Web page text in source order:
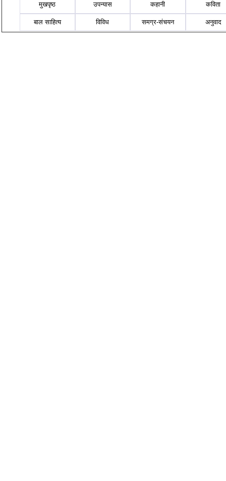
मुखपृष्ठ उपन्यास कहानी कविता
बाल साहित्य विविध समग्र-संचयन अनुवाद